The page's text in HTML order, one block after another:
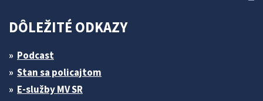
DÔLEŽITÉ ODKAZY
Podcast
Stan sa policajtom
E-služby MV SR